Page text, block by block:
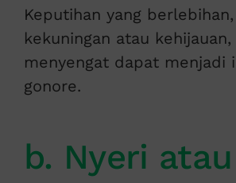
Keputihan yang
kekuningan atau
menyengat dapat menjadi
gonore.
b. Nyeri